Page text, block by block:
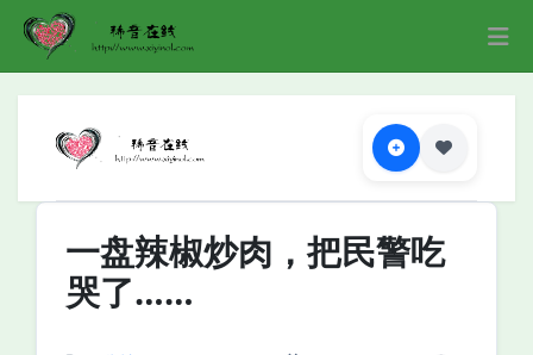
一盘辣椒炒肉，把民警吃
哭了……